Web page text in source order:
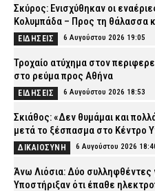
Σκύρος: Ενισχύθηκαν οι
Κολυμπάδα – Προς τη θάλασσα
ΕΙΔΗΣΕΙΣ 6 Αυγούστου 2026 19:05
Τροχαίο ατύχημα στον
στο ρεύμα προς Αθήνα
ΕΙΔΗΣΕΙΣ 6 Αυγούστου 2026 18:53
Σκιάθος: «Δεν θυμάμαι και
μετά το ξέσπασμα στο Κέντρο
ΔΙΚΑΙΟΣΥΝΗ 6 Αυγούστου 2026
Άνω Λιόσια: Δύο συλληφθέντες
Υποστήριξαν ότι έπαθε